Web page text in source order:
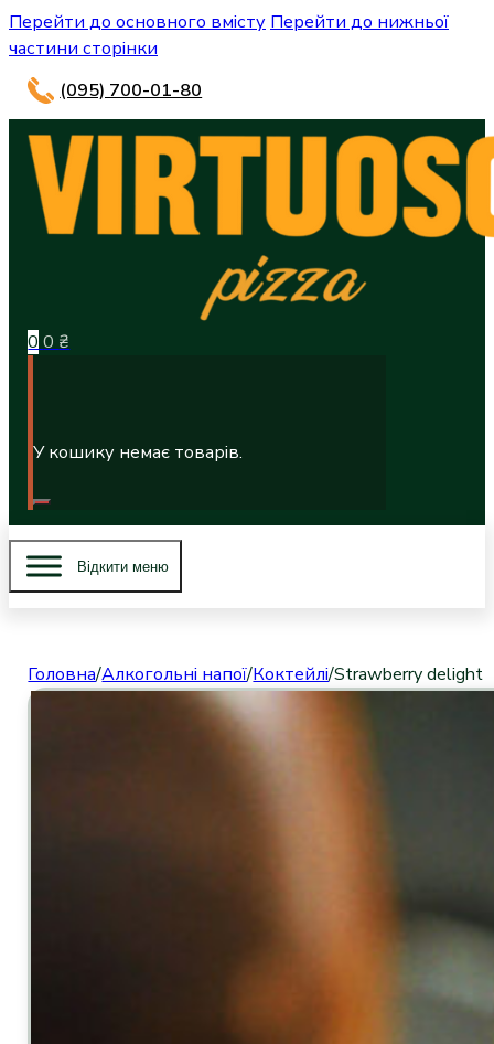
Перейти до основного вмісту Перейти до нижньої
частини сторінки
(095) 700-01-80
0 0 ₴
У кошику немає товарів.
Вiдкити меню
Головна/Алкогольні напої/Коктейлі/Strawberry delight